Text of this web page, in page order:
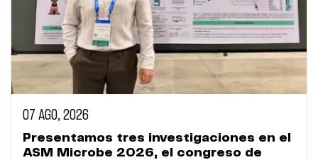
07 AGO, 2026
Presentamos tres investigaciones en el
ASM Microbe 2026, el congreso de